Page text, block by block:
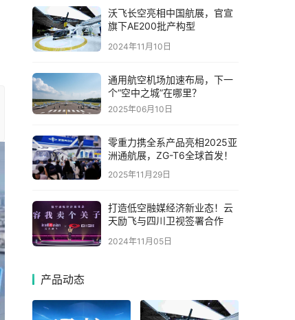
沃飞长空亮相中国航展，官宣
旗下AE200批产构型
2024年11月10日
通用航空机场加速布局，下一
个“空中之城”在哪里？
2025年06月10日
零重力携全系产品亮相2025亚
洲通航展，ZG-T6全球首发！
2025年11月29日
打造低空融媒经济新业态！云
天励飞与四川卫视签署合作
2024年11月05日
产品动态